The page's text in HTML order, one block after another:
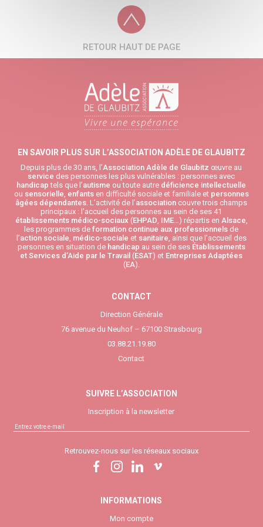
RETOUR HAUT DE PAGE
EN SAVOIR PLUS SUR L’ASSOCIATION ADÈLE DE GLAUBITZ
Depuis plus de 30 ans, l’Association Adèle de Glaubitz œuvre au
service des personnes les plus vulnérables : personnes avec
handicap tels que l’autisme ou toute autre déficience intellectuelle
ou sensorielle, enfants en difficulté sociale et familiale et personnes
âgées dépendantes. L’activité de l’association couvre trois champs
principaux : l’accueil des personnes au sein de ses 41
établissements médico-sociaux (EHPAD, IME…) répartis en Alsace,
les programmes deformation continue aux professionnels de
l’action sociale, médico-sociale et sanitaire, ainsi que l’accueil des
personnes en situation de handicap au sein de ses Établissements
et Services d’Aide par le Travail (ESAT) et Entreprises Adaptées
(EA).
CONTACT
Direction Générale
76 avenue du Neuhof – 67100 Strasbourg
03.88.21.19.80
Contact
SUIVRE L’ASSOCIATION
Inscription à la newsletter
Retrouvez-nous sur les réseaux sociaux
INFORMATIONS
Mon compte